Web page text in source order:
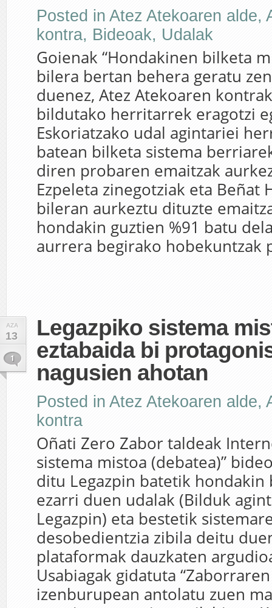
Posted in Atez Atekoaren alde,
kontra, Bideoak, Udalak
Goienak “Hondakinen bilketa
bilera bertan behera geratu
duenez, Atez Atekoaren
bildutako herritarrek eragotzi
Eskoriatzako udal agintariei
batean bilketa sistema
diren probaren emaitzak
Ezpeleta zinegotziak eta Beñat
bileran aurkeztu dituzte
hondakin guztien %91 batu
aurrera begirako hobekuntzak
AZA
13
1
Legazpiko sistema
eztabaida bi
nagusien ahotan
Posted in Atez Atekoaren alde,
kontra
Oñati Zero Zabor taldeak
sistema mistoa (debatea)”
ditu Legazpin batetik hondakin
ezarri duen udalak (Bilduk
Legazpin) eta bestetik
desobedientzia zibila deitu
plataformak dauzkaten
Usabiagak gidatuta
izenburupean antolatu zuen